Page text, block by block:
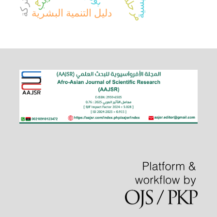
دليل التنمية البشرية